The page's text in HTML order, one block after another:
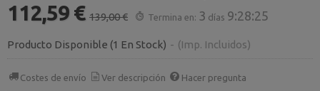
112,59 € 139,00 € Termina en: 3 días 9:28:24
Producto Disponible (1 En Stock) - (Imp. Incluidos)
Costes de envío Ver descripción Hacer pregunta